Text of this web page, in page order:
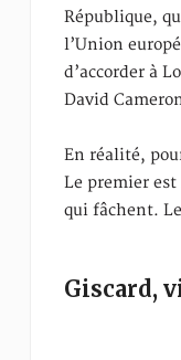
République,
l’Union
d’accorder à
David
En réalité,
Le premier est
qui fâchent.
Giscard,